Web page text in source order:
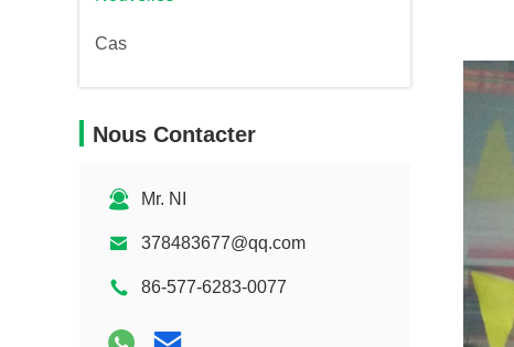
Cas
Nous Contacter
Mr. NI
378483677@qq.com
86-577-6283-0077